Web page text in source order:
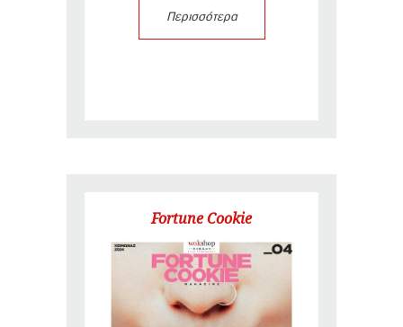
Περισσότερα
Fortune Cookie